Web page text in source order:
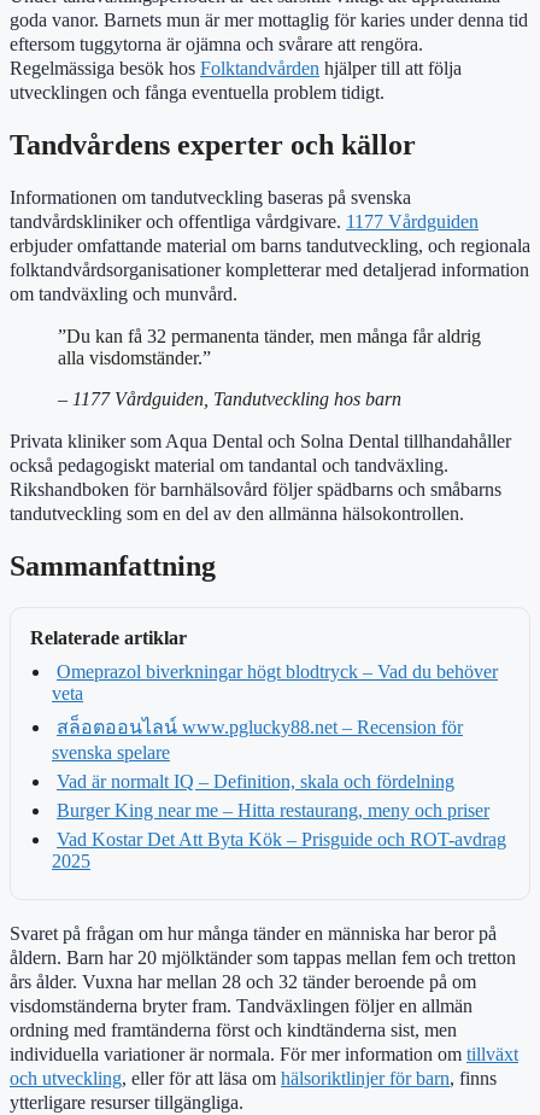
goda vanor. Barnets mun är mer mottaglig för karies under denna tid
eftersom tuggytorna är ojämna och svårare att rengöra.
Regelmässiga besök hos Folktandvården hjälper till att följa
utvecklingen och fånga eventuella problem tidigt.
Tandvårdens experter och källor
Informationen om tandutveckling baseras på svenska
tandvårdskliniker och offentliga vårdgivare. 1177 Vårdguiden
erbjuder omfattande material om barns tandutveckling, och regionala
folktandvårdsorganisationer kompletterar med detaljerad information
om tandväxling och munvård.
”Du kan få 32 permanenta tänder, men många får aldrig
alla visdomständer.”
– 1177 Vårdguiden, Tandutveckling hos barn
Privata kliniker som Aqua Dental och Solna Dental tillhandahåller
också pedagogiskt material om tandantal och tandväxling.
Rikshandboken för barnhälsovård följer spädbarns och småbarns
tandutveckling som en del av den allmänna hälsokontrollen.
Sammanfattning
Relaterade artiklar
Omeprazol biverkningar högt blodtryck – Vad du behöver
veta
สล็อตออนไลน์ www.pglucky88.net – Recension för
svenska spelare
Vad är normalt IQ – Definition, skala och fördelning
Burger King near me – Hitta restaurang, meny och priser
Vad Kostar Det Att Byta Kök – Prisguide och ROT-avdrag
2025
Svaret på frågan om hur många tänder en människa har beror på
åldern. Barn har 20 mjölktänder som tappas mellan fem och tretton
års ålder. Vuxna har mellan 28 och 32 tänder beroende på om
visdomständerna bryter fram. Tandväxlingen följer en allmän
ordning med framtänderna först och kindtänderna sist, men
individuella variationer är normala. För mer information om tillväxt
och utveckling, eller för att läsa om hälsoriktlinjer för barn, finns
ytterligare resurser tillgängliga.